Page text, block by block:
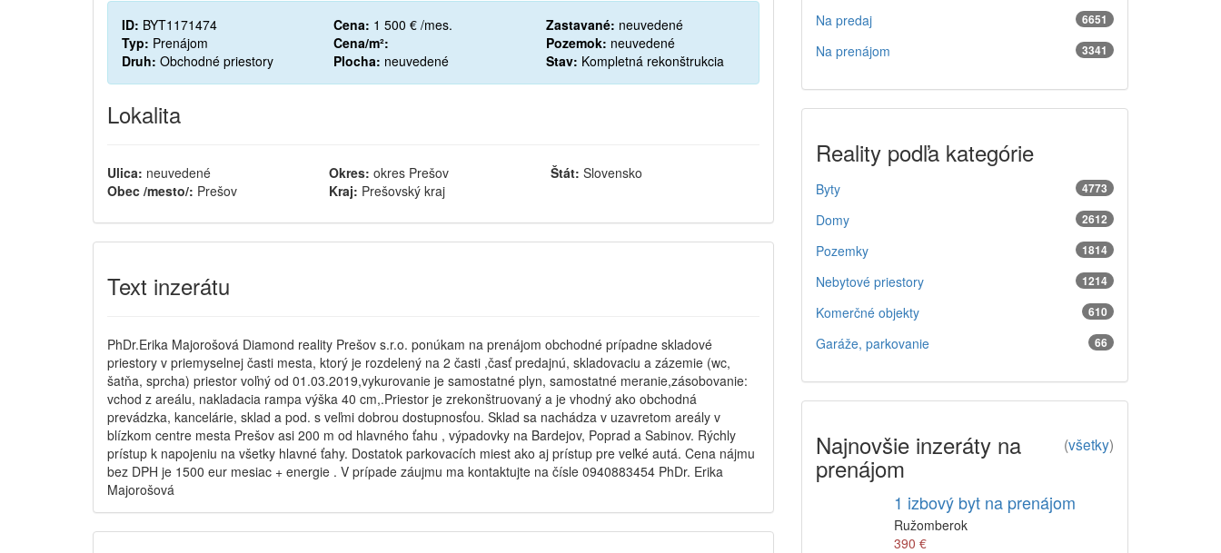
ID: BYT1171474
Typ: Prenájom
Druh: Obchodné priestory
Cena: 1 500 € /mes.
Cena/m²:
Plocha: neuvedené
Zastavané: neuvedené
Pozemok: neuvedené
Stav: Kompletná rekonštrukcia
Lokalita
Ulica: neuvedené
Obec /mesto/: Prešov
Okres: okres Prešov
Kraj: Prešovský kraj
Štát: Slovensko
Text inzerátu
PhDr.Erika Majorošová Diamond reality Prešov s.r.o. ponúkam na prenájom obchodné prípadne skladové
priestory v priemyselnej časti mesta, ktorý je rozdelený na 2 časti ,časť predajnú, skladovaciu a zázemie (wc,
šatňa, sprcha) priestor voľný od 01.03.2019,vykurovanie je samostatné plyn, samostatné meranie,zásobovanie:
vchod z areálu, nakladacia rampa výška 40 cm,.Priestor je zrekonštruovaný a je vhodný ako obchodná
prevádzka, kancelárie, sklad a pod. s veľmi dobrou dostupnosťou. Sklad sa nachádza v uzavretom areály v
blízkom centre mesta Prešov asi 200 m od hlavného ťahu , výpadovky na Bardejov, Poprad a Sabinov. Rýchly
prístup k napojeniu na všetky hlavné ťahy. Dostatok parkovacích miest ako aj prístup pre veľké autá. Cena nájmu
bez DPH je 1500 eur mesiac + energie . V prípade záujmu ma kontaktujte na čísle 0940883454 PhDr. Erika
Majorošová
6651
Na predaj
3341
Na prenájom
Reality podľa kategórie
4773
Byty
2612
Domy
1814
Pozemky
1214
Nebytové priestory
610
Komerčné objekty
66
Garáže, parkovanie
(všetky)
Najnovšie inzeráty na
prenájom
1 izbový byt na prenájom
Ružomberok
390 €